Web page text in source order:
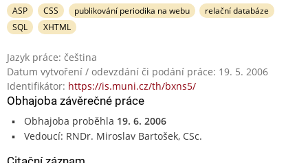
ASP CSS publikování periodika na webu
relační databáze
SQL
XHTML
Jazyk práce: čeština
Datum vytvoření / odevzdání či podání práce: 19. 5. 2006
Identifikátor: https://is.muni.cz/th/bxns5/
Obhajoba závěrečné práce
Obhajoba proběhla 19. 6. 2006
Vedoucí: RNDr. Miroslav Bartošek, CSc.